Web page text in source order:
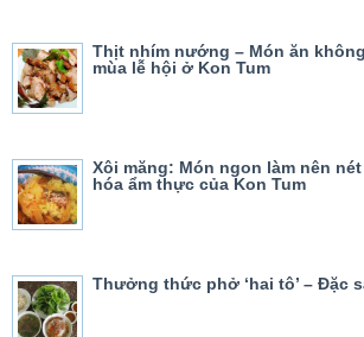
Thịt nhím nướng – Món ăn
mùa lễ hội ở Kon Tum
Xôi măng: Món ngon làm nên
hóa ẩm thực của Kon Tum
Thưởng thức phở ‘hai tô’ – Đặc